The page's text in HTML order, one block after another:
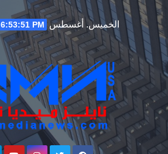
Skip
to
content
الخميس. أغسطس 6th, 2026 6:53:52 PM